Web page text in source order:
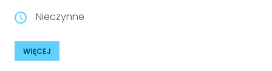
Nieczynne
WIĘCEJ